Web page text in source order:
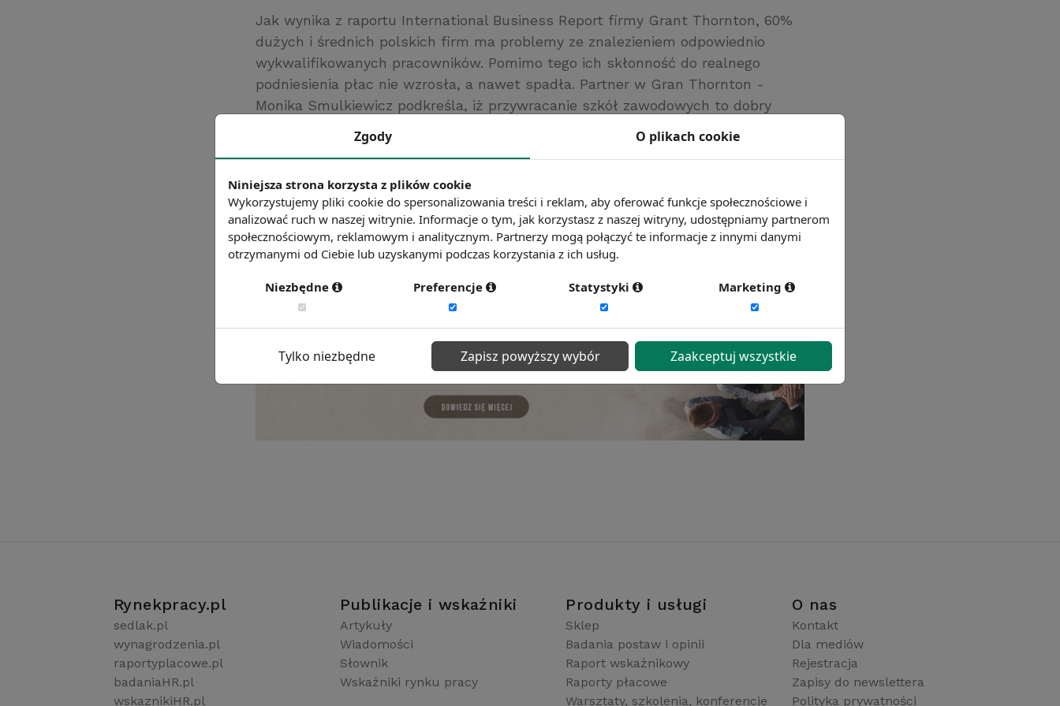
Jak wynika z raportu International Business Report firmy Grant Thornton, 60%
dużych i średnich polskich firm ma problemy ze znalezieniem odpowiednio
wykwalifikowanych pracowników. Pomimo tego ich skłonność do realnego
podniesienia płac nie wzrosła, a nawet spadła. Partner w Gran Thornton -
Monika Smulkiewicz podkreśla, iż przywracanie szkół zawodowych to dobry
księgowych oraz wykwalifikowanych pracowników fizycznych - stolarzy,
Źródło: https://www.money.pl
Chcesz wiedzieć więcej?Zobacz więcej wiadomości
Rynekpracy.pl
sedlak.pl
wynagrodzenia.pl
raportyplacowe.pl
badaniaHR.pl
wskaznikiHR.pl
Publikacje i wskaźniki
Artykuły
Wiadomości
Słownik
Wskaźniki rynku pracy
Produkty i usługi
Sklep
Badania postaw i opinii
Raport wskaźnikowy
Raporty płacowe
Warsztaty, szkolenia, konferencje
O nas
Kontakt
Dla mediów
Rejestracja
Zapisy do newslettera
Polityka prywatności
Zgody O plikach cookie
Niniejsza strona korzysta z plików cookie
Wykorzystujemy pliki cookie do spersonalizowania treści i reklam, aby oferować funkcje społecznościowe i
analizować ruch w naszej witrynie. Informacje o tym, jak korzystasz z naszej witryny, udostępniamy partnerom
społecznościowym, reklamowym i analitycznym. Partnerzy mogą połączyć te informacje z innymi danymi
otrzymanymi od Ciebie lub uzyskanymi podczas korzystania z ich usług.
Niezbędne Preferencje Statystyki Marketing
Tylko niezbędne Zapisz powyższy wybór Zaakceptuj wszystkie